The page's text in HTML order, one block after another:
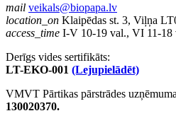
mail veikals@biopapa.lv
location_on Klaipēdas st. 3, Viļņa
access_time I-V 10-19 val., VI 11-18
Derīgs vides sertifikāts:
LT-EKO-001 (Lejupielādēt)
VMVT Pārtikas pārstrādes
130020370.